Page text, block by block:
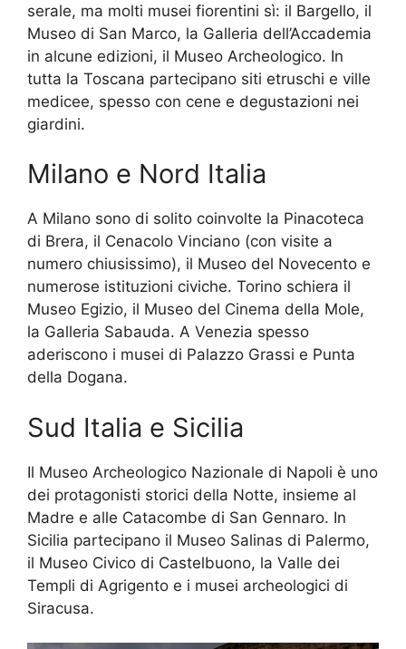
serale, ma molti musei fiorentini sì: il Bargello, il
Museo di San Marco, la Galleria dell’Accademia
in alcune edizioni, il Museo Archeologico. In
tutta la Toscana partecipano siti etruschi e ville
medicee, spesso con cene e degustazioni nei
giardini.
Milano e Nord Italia
A Milano sono di solito coinvolte la Pinacoteca
di Brera, il Cenacolo Vinciano (con visite a
numero chiusissimo), il Museo del Novecento e
numerose istituzioni civiche. Torino schiera il
Museo Egizio, il Museo del Cinema della Mole,
la Galleria Sabauda. A Venezia spesso
aderiscono i musei di Palazzo Grassi e Punta
della Dogana.
Sud Italia e Sicilia
Il Museo Archeologico Nazionale di Napoli è uno
dei protagonisti storici della Notte, insieme al
Madre e alle Catacombe di San Gennaro. In
Sicilia partecipano il Museo Salinas di Palermo,
il Museo Civico di Castelbuono, la Valle dei
Templi di Agrigento e i musei archeologici di
Siracusa.